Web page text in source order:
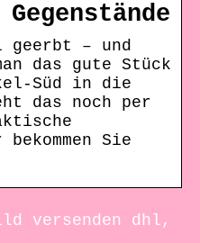
geerbt – und
das gute Stück
Süd in die
das noch per
Sie
versenden dhl,